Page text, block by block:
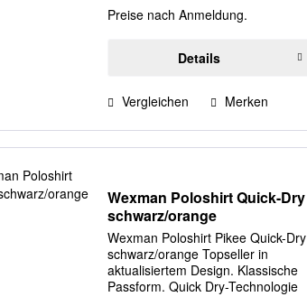
gekämmte Baumwolle 215 Gramm.
Preise nach Anmeldung.
Details
Vergleichen Merken
Wexman Poloshirt Quick-Dry
schwarz/orange
Wexman Poloshirt Pikee Quick-Dry
schwarz/orange Topseller in
aktualisiertem Design. Klassische
Passform. Quick Dry-Technologie